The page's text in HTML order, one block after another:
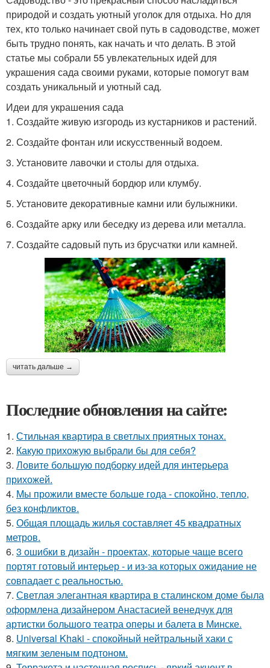
природой и создать уютный уголок для отдыха. Но для
тех, кто только начинает свой путь в садоводстве, может
быть трудно понять, как начать и что делать. В этой
статье мы собрали 55 увлекательных идей для
украшения сада своими руками, которые помогут вам
создать уникальный и уютный сад.
Идеи для украшения сада
1. Создайте живую изгородь из кустарников и растений.
2. Создайте фонтан или искусственный водоем.
3. Установите лавочки и столы для отдыха.
4. Создайте цветочный бордюр или клумбу.
5. Установите декоративные камни или булыжники.
6. Создайте арку или беседку из дерева или металла.
7. Создайте садовый путь из брусчатки или камней.
читать дальше →
Последние обновления на сайте:
1. Стильная квартира в светлых приятных тонах.
2. Какую прихожую выбрали бы для себя?
3. Ловите большую подборку идей для интерьера
прихожей.
4. Мы прожили вместе больше года - спокойно, тепло,
без конфликтов.
5. Общая площадь жилья составляет 45 квадратных
метров.
6. 3 ошибки в дизайн - проектах, которые чаще всего
портят готовый интерьер - и из-за которых ожидание не
совпадает с реальностью.
7. Светлая элегантная квартира в сталинском доме была
оформлена дизайнером Анастасией венедчук для
артистки большого театра оперы и балета в Минске.
8. Universal Khaki - спокойный нейтральный хаки с
мягким зеленым подтоном.